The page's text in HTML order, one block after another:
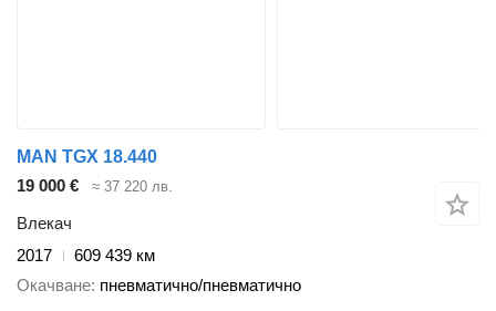
MAN TGX 18.440
19 000 €
≈ 37 220 лв.
Влекач
2017
609 439 км
Окачване пневматично/пневматично